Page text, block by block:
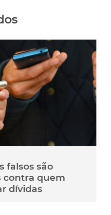
falsos são
contra quem
dívidas